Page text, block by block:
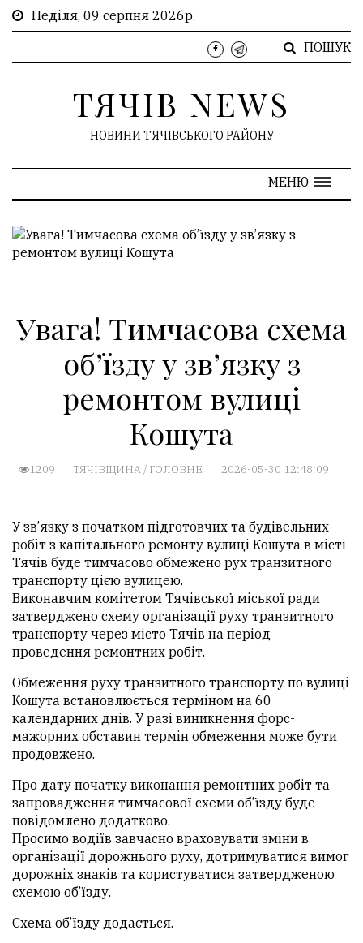
Неділя, 09 серпня 2026р.
ПОШУК
ТЯЧІВ NEWS
НОВИНИ ТЯЧІВСЬКОГО РАЙОНУ
МЕНЮ
Увага! Тимчасова схема
об’їзду у зв’язку з
ремонтом вулиці
Кошута
1209 ТЯЧІВЩИНА/ ГОЛОВНЕ 2026-05-30 12:48:09
​У зв’язку з початком підготовчих та будівельних
робіт з капітального ремонту вулиці Кошута в місті
Тячів буде тимчасово обмежено рух транзитного
транспорту цією вулицею.
Виконавчим комітетом Тячівської міської ради
затверджено схему організації руху транзитного
транспорту через місто Тячів на період
проведення ремонтних робіт.
Обмеження руху транзитного транспорту по вулиці
Кошута встановлюється терміном на 60
календарних днів. У разі виникнення форс-
мажорних обставин термін обмеження може бути
продовжено.
Про дату початку виконання ремонтних робіт та
запровадження тимчасової схеми об’їзду буде
повідомлено додатково.
Просимо водіїв завчасно враховувати зміни в
організації дорожнього руху, дотримуватися вимог
дорожніх знаків та користуватися затвердженою
схемою об’їзду.
Схема об’їзду додається.